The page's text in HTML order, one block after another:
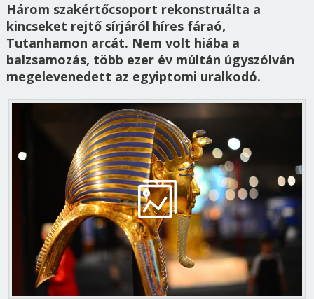
Három szakértőcsoport rekonstruálta a
kincseket rejtő sírjáról híres fáraó,
Tutanhamon arcát. Nem volt hiába a
balzsamozás, több ezer év múltán úgyszólván
megelevenedett az egyiptomi uralkodó.